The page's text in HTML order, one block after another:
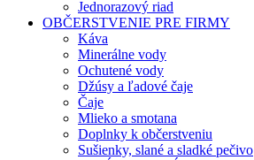
Jednorazový riad
OBČERSTVENIE PRE FIRMY
Káva
Minerálne vody
Ochutené vody
Džúsy a ľadové čaje
Čaje
Mlieko a smotana
Doplnky k občerstveniu
Sušienky, slané a sladké pečivo